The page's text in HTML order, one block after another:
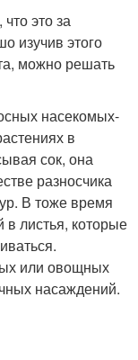
это за
изучив этого
можно решать
насекомых-
в
сок, она
разносчика
В тоже время
листья, которые
или овощных
насаждений.